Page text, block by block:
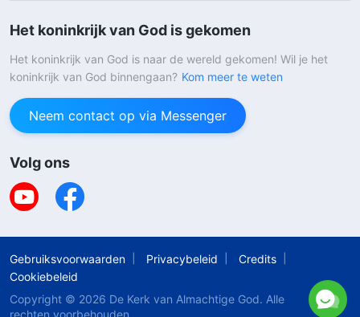
Het koninkrijk van God is gekomen
Het koninkrijk van God is naar de wereld gekomen! Wil je het
koninkrijk van God binnengaan? Kom meer te weten
Neem contact op via Messenger
Volg ons
Gebruiksvoorwaarden Privacybeleid
Credits
Cookiebeleid
Copyright © 2026 De Kerk van Almachtige God. Alle